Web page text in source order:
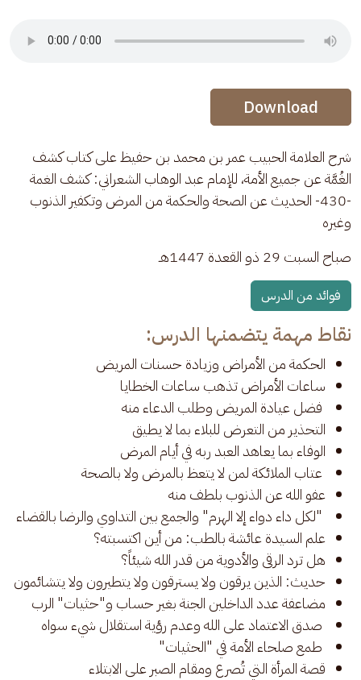
Audio Stream
Audio Stream
Download
شرح العلامة الحبيب عمر بن محمد بن حفيظ على كتاب كشف
الغُمَّة عن جميع الأمة، للإمام عبد الوهاب الشعراني: كشف الغمة
-430- الحديث عن الصحة والحكمة من المرض وتكفير الذنوب
وغيره
صباح السبت 29 ذو القعدة 1447هـ
فوائد من الدرس
نقاط مهمة يتضمنها الدرس:
الحكمة من الأمراض وزيادة حسنات المريض
ساعات الأمراض تذهب ساعات الخطايا
فضل عيادة المريض وطلب الدعاء منه
التحذير من التعرض للبلاء بما لا يطيق
الوفاء بما يعاهد العبد ربه في أيام المرض
عتاب الملائكة لمن لا يتعظ بالمرض ولا بالصحة
عفو الله عن الذنوب بلطف منه
"لكل داء دواء إلا الهرم" والجمع بين التداوي والرضا بالقضاء
علم السيدة عائشة بالطب: من أين اكتسبته؟
هل ترد الرقى والأدوية من قدر الله شيئاً؟
حديث: الذين يرقون ولا يسترقون ولا يتطيرون ولا يتشائمون
مضاعفة عدد الداخلين الجنة بغير حساب و"حثيات" الرب
صدق الاعتماد على الله وعدم رؤية استقلال شيء سواه
طمع صلحاء الأمة في "الحثيات"
قصة المرأة التي تُصرع ومقام الصبر على الابتلاء